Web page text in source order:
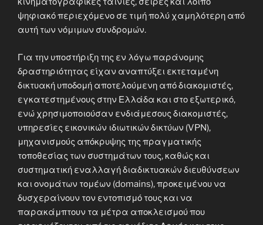
ψηφιακό περιεχόμενο σε τιμή πολύ χαμηλότερη από
αυτή των νόμιμων συνδρομών.
Για την υποστήριξη της εν λόγω παράνομης
δραστηριότητας είχαν αναπτύξει εκτεταμένη
δικτυακή υποδομή αποτελούμενη από διακομιστές,
εγκατεστημένους στην Ελλάδα και στο εξωτερικό,
ενώ χρησιμοποιούσαν ενδιάμεσους διακομιστές,
υπηρεσίες εικονικών ιδιωτικών δικτύων (VPN),
μηχανισμούς απόκρυψης της πραγματικής
τοποθεσίας των συστημάτων τους, καθώς και
συστηματική εναλλαγή διαδικτυακών διευθύνσεων
και ονομάτων τομέων (domains), προκειμένου να
δυσχεραίνουν τον εντοπισμό τους και να
παρακάμπτουν τα μέτρα αποκλεισμού που